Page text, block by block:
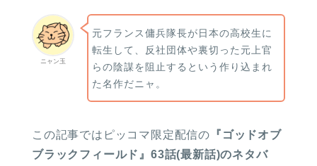
ニャン玉
元フランス傭兵隊長が日本の高校生に
転生して、反社団体や裏切った元上官
らの陰謀を阻止するという作り込まれ
た名作だニャ。
この記事ではピッコマ限定配信の 『ゴッドオブ
ブラックフィールド』63話(最新話)のネタバ